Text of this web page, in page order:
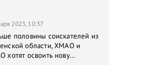
2023, 10:37
половины соискателей из
области, ХМАО и
хотят освоить нову...